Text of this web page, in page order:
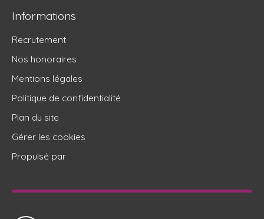
Informations
Recrutement
Nos honoraires
Mentions légales
Politique de confidentialité
Plan du site
Gérer les cookies
Propulsé par